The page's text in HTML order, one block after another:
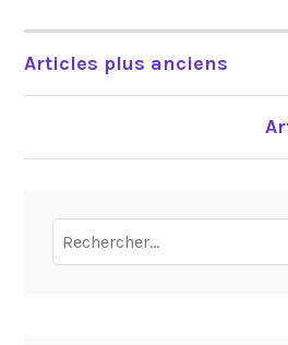
NAVIGATION
Articles plus anciens
Rechercher :